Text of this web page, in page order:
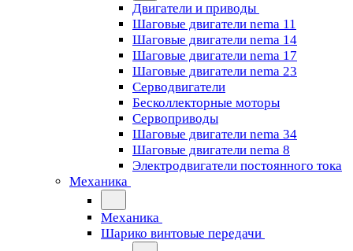
Двигатели и приводы
Шаговые двигатели nema 11
Шаговые двигатели nema 14
Шаговые двигатели nema 17
Шаговые двигатели nema 23
Cерводвигатели
Бесколлекторные моторы
Сервоприводы
Шаговые двигатели nema 34
Шаговые двигатели nema 8
Электродвигатели постоянного тока
Механика
Механика
Шарико винтовые передачи